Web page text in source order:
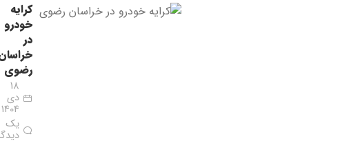
کرایه
خودرو
در
رضوی
18
دی
1404
یک